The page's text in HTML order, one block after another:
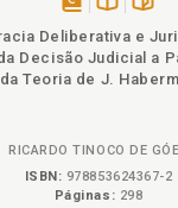
em
eBook
na
B.V.
Deliberativa e
Decisão Judicial a
da Teoria de J.
RICARDO TINOCO DE
ISBN: 978853624367-2
Páginas: 298